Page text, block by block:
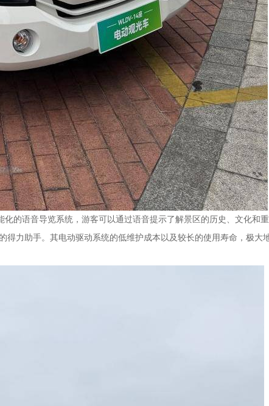
的语音导览系统，游客可以通过语音提示了解景区的历史、文化和
力助手。其电动驱动系统的低维护成本以及较长的使用寿命，极